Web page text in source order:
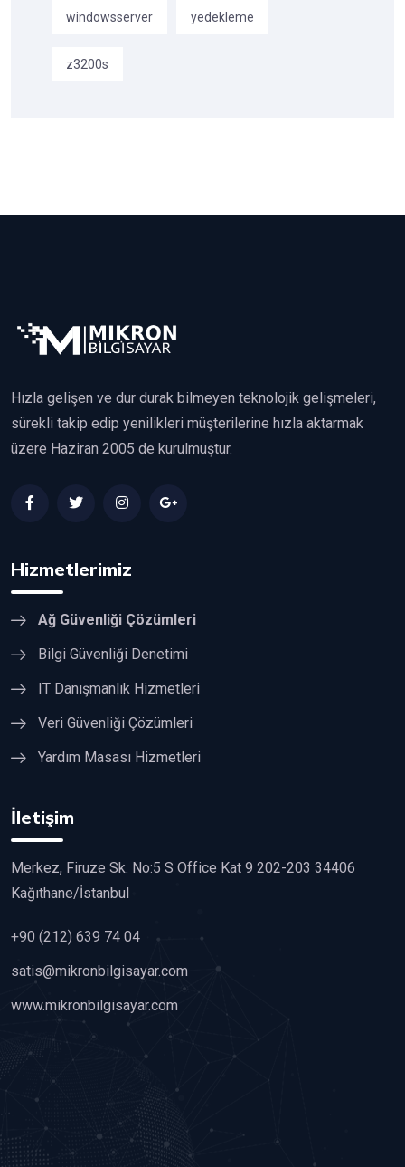
windowsserver yedekleme
z3200s
Hızla gelişen ve dur durak bilmeyen teknolojik gelişmeleri,
sürekli takip edip yenilikleri müşterilerine hızla aktarmak
üzere Haziran 2005 de kurulmuştur.
Hizmetlerimiz
Ağ Güvenliği Çözümleri
Bilgi Güvenliği Denetimi
IT Danışmanlık Hizmetleri
Veri Güvenliği Çözümleri
Yardım Masası Hizmetleri
İletişim
Merkez, Firuze Sk. No:5 S Office Kat 9 202-203 34406
Kağıthane/İstanbul
+90 (212) 639 74 04
satis@mikronbilgisayar.com
www.mikronbilgisayar.com